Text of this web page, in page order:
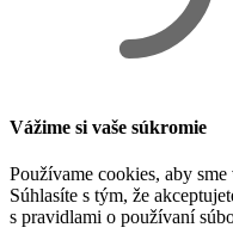
Vážime si vaše súkromie
Používame cookies, aby
Súhlasíte s tým, že
s pravidlami o používaní